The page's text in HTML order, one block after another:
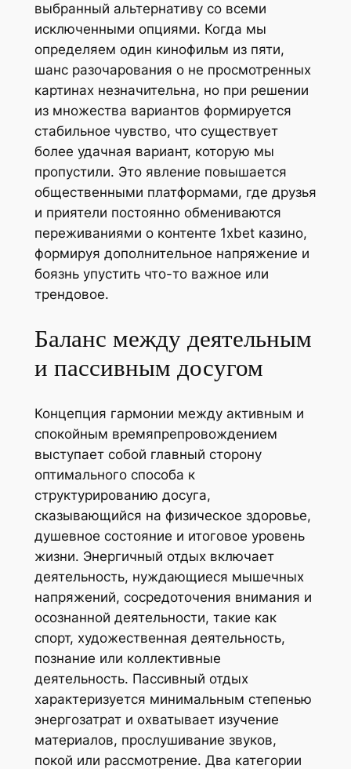
выбранный альтернативу со всеми
исключенными опциями. Когда мы
определяем один кинофильм из пяти,
шанс разочарования о не просмотренных
картинах незначительна, но при решении
из множества вариантов формируется
стабильное чувство, что существует
более удачная вариант, которую мы
пропустили. Это явление повышается
общественными платформами, где друзья
и приятели постоянно обмениваются
переживаниями о контенте 1xbet казино,
формируя дополнительное напряжение и
боязнь упустить что-то важное или
трендовое.
Баланс между деятельным
и пассивным досугом
Концепция гармонии между активным и
спокойным времяпрепровождением
выступает собой главный сторону
оптимального способа к
структурированию досуга,
сказывающийся на физическое здоровье,
душевное состояние и итоговое уровень
жизни. Энергичный отдых включает
деятельность, нуждающиеся мышечных
напряжений, сосредоточения внимания и
осознанной деятельности, такие как
спорт, художественная деятельность,
познание или коллективные
деятельность. Пассивный отдых
характеризуется минимальным степенью
энергозатрат и охватывает изучение
материалов, прослушивание звуков,
покой или рассмотрение. Два категории